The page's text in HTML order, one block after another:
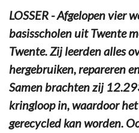
LOSSER - Afgelopen vier
basisscholen uit Twente
Twente. Zij leerden alles
hergebruiken, repareren
Samen brachten zij
kringloop in, waardoor
gerecycled kan worden.